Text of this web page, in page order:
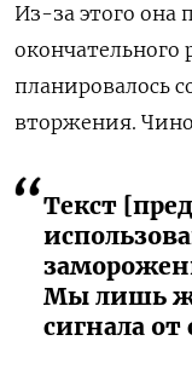
Из-за этого она
окончательного
планировалось
вторжения.
Текст
Мы лишь
сигнала